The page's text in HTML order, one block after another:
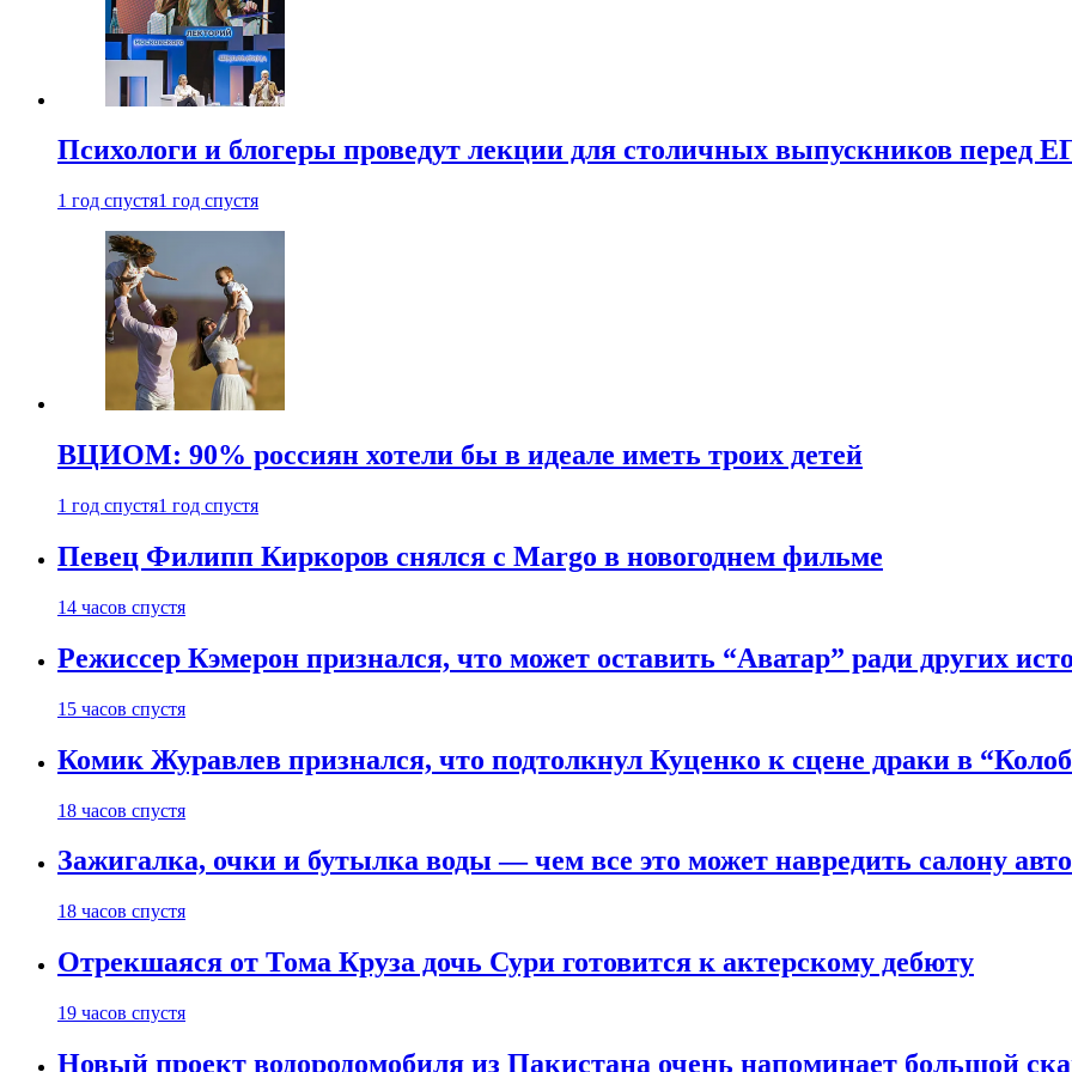
Психологи и блогеры проведут лекции для столичных выпускников перед
1 год спустя1 год спустя
ВЦИОМ: 90% россиян хотели бы в идеале иметь троих детей
1 год спустя1 год спустя
Певец Филипп Киркоров снялся с Margo в новогоднем фильме
14 часов спустя
Режиссер Кэмерон признался, что может оставить “Аватар” ради других
15 часов спустя
Комик Журавлев признался, что подтолкнул Куценко к сцене драки в
18 часов спустя
Зажигалка, очки и бутылка воды — чем все это может навредить салону
18 часов спустя
Отрекшаяся от Тома Круза дочь Сури готовится к актерскому дебюту
19 часов спустя
Новый проект водородомобиля из Пакистана очень напоминает большой